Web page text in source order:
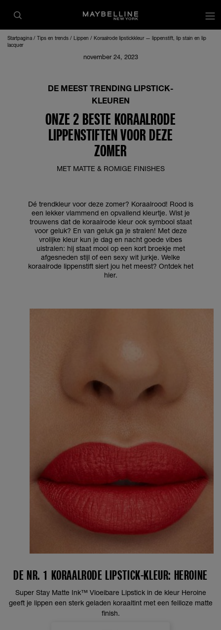
Startpagina Tips en trends Lippen
Koraalrode lipstickkleur — lippenstift, lip stain en lip
lacquer
november 24, 2023
DE MEEST TRENDING LIPSTICK-
KLEUREN
ONZE 2 BESTE KORAALRODE
LIPPENSTIFTEN VOOR DEZE
ZOMER
MET MATTE & ROMIGE FINISHES
Dé trendkleur voor deze zomer? Koraalrood! Rood is
een lekker vlammend en opvallend kleurtje. Wist je
trouwens dat de koraalrode kleur ook symbool staat
voor geluk? En van geluk ga je stralen! Met deze
vrolijke kleur kun je dag en nacht goede vibes
uistralen: hij staat mooi op een kort broekje met
afgesneden stijl of een sexy wit jurkje. Welke
koraalrode lippenstift siert jou het meest? Ontdek het
hier.
DE NR. 1 KORAALRODE LIPSTICK-KLEUR: HEROINE
Super Stay Matte Ink™ Vloeibare Lipstick in de kleur Heroine
geeft je lippen een sterk geladen koraaltint met een feilloze matte
finish.